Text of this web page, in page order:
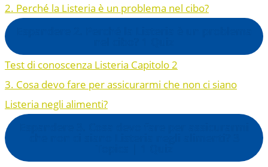
2. Perché la Listeria è un problema nel cibo?
Test di conoscenza Listeria Capitolo 2
3. Cosa devo fare per assicurarmi che non ci siano
Listeria negli alimenti?